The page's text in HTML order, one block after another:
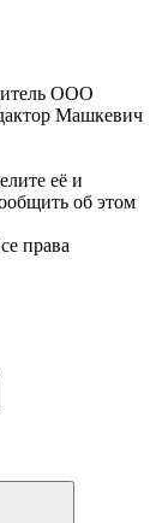
ООО
Машкевич
её и
об этом
права